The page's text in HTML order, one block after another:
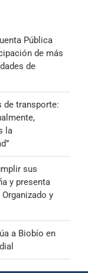
Pública
de más
de
de transporte:
la
sus
y presenta
y
a Biobío en